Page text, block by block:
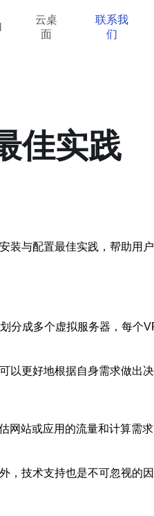
云桌
面
联系我
们
佳实践
装与配置最佳实践，帮助用
分成多个虚拟服务器，每个
更好地根据自身需求做出决
站或应用的流量和计算需求
，技术支持也是不可忽视的